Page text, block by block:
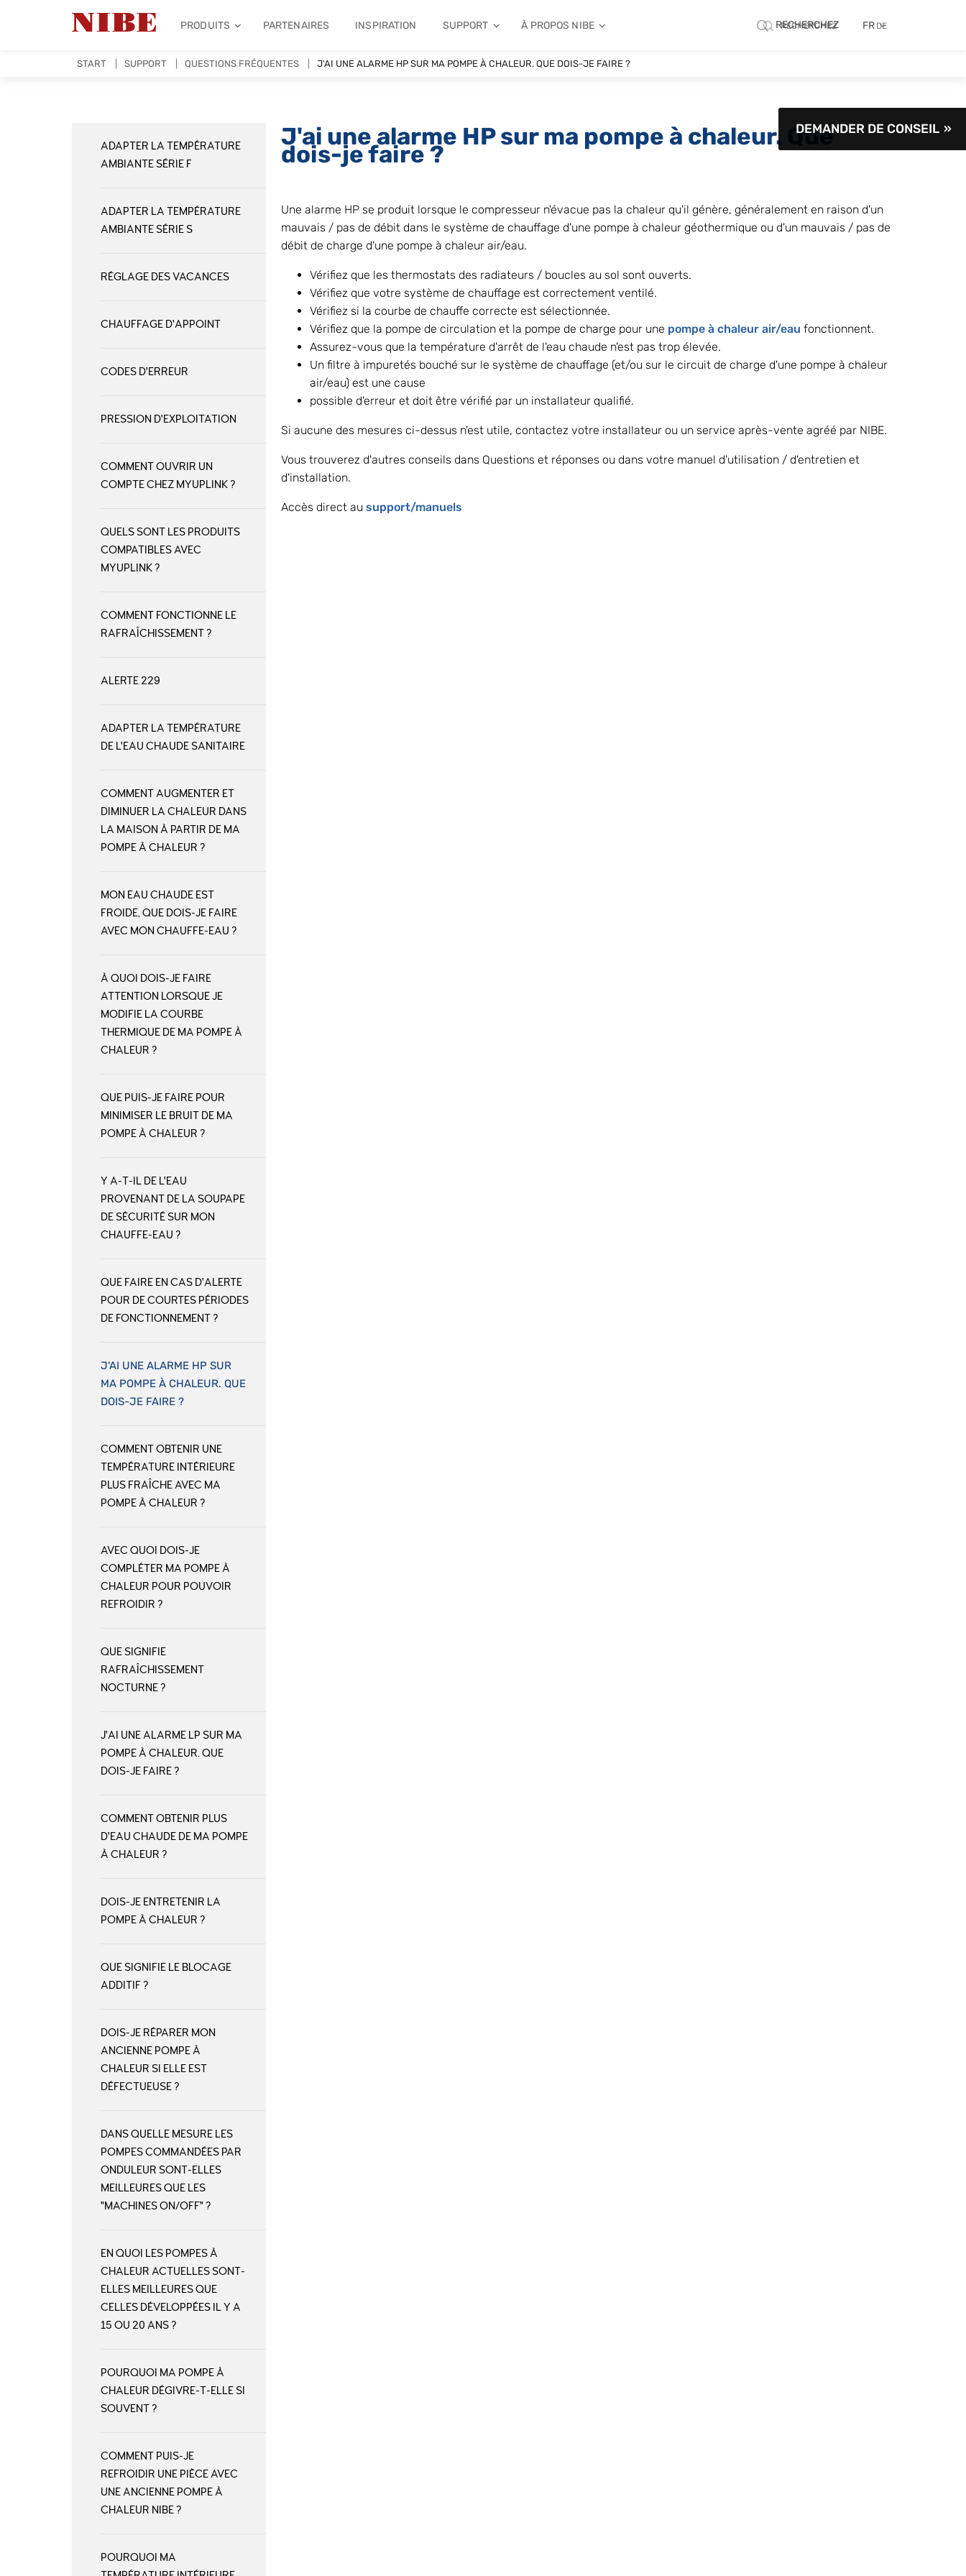
PRODUITS PARTENAIRES INSPIRATION SUPPORT À PROPOS NIBE RECHERCHEZ FR
RECHERCHEZ DE
START SUPPORT QUESTIONS FRÉQUENTES J'AI UNE ALARME HP SUR MA POMPE À CHALEUR. QUE DOIS-JE FAIRE ?
DEMANDER DE CONSEIL
ADAPTER LA TEMPÉRATURE
AMBIANTE SÉRIE F
ADAPTER LA TEMPÉRATURE
AMBIANTE SÉRIE S
RÉGLAGE DES VACANCES
CHAUFFAGE D'APPOINT
CODES D'ERREUR
PRESSION D'EXPLOITATION
COMMENT OUVRIR UN
COMPTE CHEZ MYUPLINK ?
QUELS SONT LES PRODUITS
COMPATIBLES AVEC
MYUPLINK ?
COMMENT FONCTIONNE LE
RAFRAÎCHISSEMENT ?
ALERTE 229
ADAPTER LA TEMPÉRATURE
DE L'EAU CHAUDE SANITAIRE
COMMENT AUGMENTER ET
DIMINUER LA CHALEUR DANS
LA MAISON À PARTIR DE MA
POMPE À CHALEUR ?
MON EAU CHAUDE EST
FROIDE, QUE DOIS-JE FAIRE
AVEC MON CHAUFFE-EAU ?
À QUOI DOIS-JE FAIRE
ATTENTION LORSQUE JE
MODIFIE LA COURBE
THERMIQUE DE MA POMPE À
CHALEUR ?
QUE PUIS-JE FAIRE POUR
MINIMISER LE BRUIT DE MA
POMPE À CHALEUR ?
Y A-T-IL DE L'EAU
PROVENANT DE LA SOUPAPE
DE SÉCURITÉ SUR MON
CHAUFFE-EAU ?
QUE FAIRE EN CAS D'ALERTE
POUR DE COURTES PÉRIODES
DE FONCTIONNEMENT ?
J'AI UNE ALARME HP SUR
MA POMPE À CHALEUR. QUE
DOIS-JE FAIRE ?
COMMENT OBTENIR UNE
TEMPÉRATURE INTÉRIEURE
PLUS FRAÎCHE AVEC MA
POMPE À CHALEUR ?
AVEC QUOI DOIS-JE
COMPLÉTER MA POMPE À
CHALEUR POUR POUVOIR
REFROIDIR ?
QUE SIGNIFIE
RAFRAÎCHISSEMENT
NOCTURNE ?
J'AI UNE ALARME LP SUR MA
POMPE À CHALEUR. QUE
DOIS-JE FAIRE ?
COMMENT OBTENIR PLUS
D'EAU CHAUDE DE MA POMPE
À CHALEUR ?
DOIS-JE ENTRETENIR LA
POMPE À CHALEUR ?
QUE SIGNIFIE LE BLOCAGE
ADDITIF ?
DOIS-JE RÉPARER MON
ANCIENNE POMPE À
CHALEUR SI ELLE EST
DÉFECTUEUSE ?
DANS QUELLE MESURE LES
POMPES COMMANDÉES PAR
ONDULEUR SONT-ELLES
MEILLEURES QUE LES
"MACHINES ON/OFF" ?
EN QUOI LES POMPES À
CHALEUR ACTUELLES SONT-
ELLES MEILLEURES QUE
CELLES DÉVELOPPÉES IL Y A
15 OU 20 ANS ?
POURQUOI MA POMPE À
CHALEUR DÉGIVRE-T-ELLE SI
SOUVENT ?
COMMENT PUIS-JE
REFROIDIR UNE PIÈCE AVEC
UNE ANCIENNE POMPE À
CHALEUR NIBE ?
POURQUOI MA
J'ai une alarme HP sur ma pompe à chaleur. Que
dois-je faire ?
Une alarme HP se produit lorsque le compresseur n'évacue pas la chaleur qu'il génère, généralement en raison d'un
mauvais / pas de débit dans le système de chauffage d'une pompe à chaleur géothermique ou d'un mauvais / pas de
débit de charge d'une pompe à chaleur air/eau.
Vérifiez que les thermostats des radiateurs / boucles au sol sont ouverts.
Vérifiez que votre système de chauffage est correctement ventilé.
Vérifiez si la courbe de chauffe correcte est sélectionnée.
Vérifiez que la pompe de circulation et la pompe de charge pour une pompe à chaleur air/eau fonctionnent.
Assurez-vous que la température d'arrêt de l'eau chaude n'est pas trop élevée.
Un filtre à impuretés bouché sur le système de chauffage (et/ou sur le circuit de charge d'une pompe à chaleur
air/eau) est une cause
possible d'erreur et doit être vérifié par un installateur qualifié.
Si aucune des mesures ci-dessus n'est utile, contactez votre installateur ou un service après-vente agréé par NIBE.
Vous trouverez d'autres conseils dans Questions et réponses ou dans votre manuel d'utilisation / d'entretien et
d'installation.
Accès direct au support/manuels